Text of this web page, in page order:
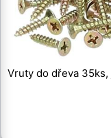
Vruty do dřeva